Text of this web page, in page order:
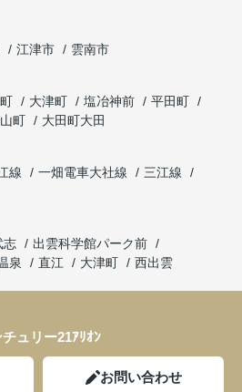
江津市
雲南市
大津町 塩冶神前
平田町
町
大田町大田
線 一畑電車大社線
三江線
志
出雲科学館パーク前
泉 直江 大津町 西出雲
チュリー21ｱﾘｵﾝ
お問い合わせ